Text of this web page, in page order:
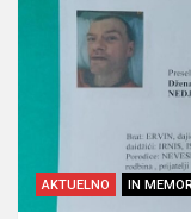
AKTUELNO IN